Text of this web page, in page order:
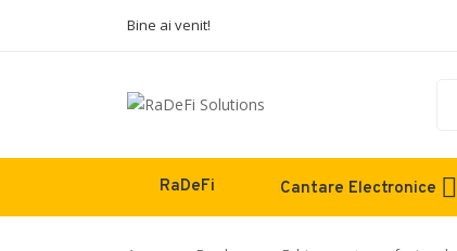
Bine ai venit!
RaDeFi Cantare Electronice